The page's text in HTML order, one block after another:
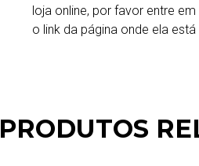
loja online, por favor entre
o link da página onde ela
PRODUTOS